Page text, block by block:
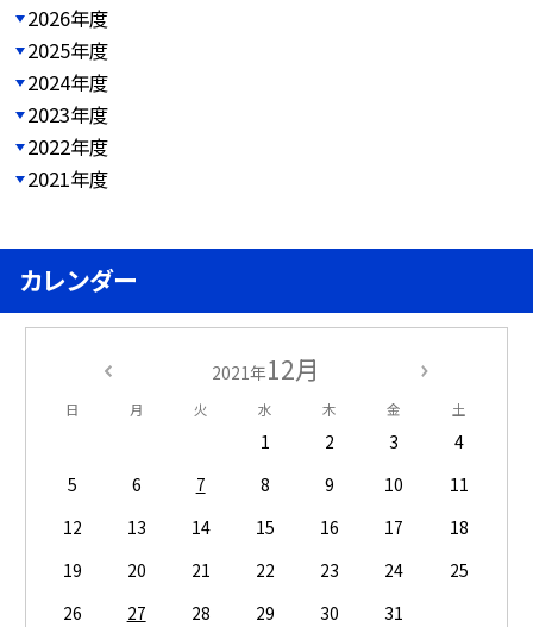
2026年度
2025年度
2024年度
2023年度
2022年度
2021年度
カレンダー
2021年12月
日 月 火 水 木 金 土
1 2 3
4
5
6 7 8 9 10
11
12
13 14 15 16 17
18
19
20 21 22 23 24
25
26
27 28 29 30 31